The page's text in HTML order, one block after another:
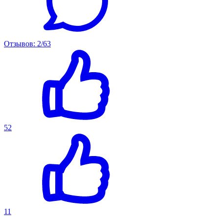
Отзывов: 2/63
52
11